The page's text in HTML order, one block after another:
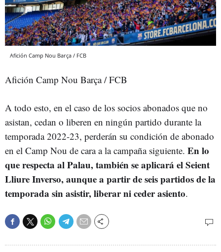
Afición Camp Nou Barça / FCB
Afición Camp Nou Barça / FCB
A todo esto, en el caso de los socios abonados que no
asistan, cedan o liberen en ningún partido durante la
temporada 2022-23, perderán su condición de abonado
en el Camp Nou de cara a la campaña siguiente. En lo
que respecta al Palau, también se aplicará el Seient
Lliure Inverso, aunque a partir de seis partidos de la
temporada sin asistir, liberar ni ceder asiento.